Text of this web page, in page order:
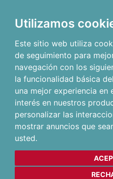
Utilizamos
Este sitio web utiliza
de seguimiento para
navegación con los
la funcionalidad básica
una mejor experiencia en
interés en nuestros
personalizar las
mostrar anuncios que
usted.